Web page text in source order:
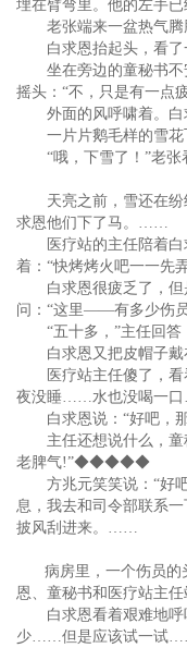
埋在臂弯里。他的左手已
老张端来一盆热气腾
白求恩抬起头，看了
坐在旁边的童秘书不
摇头：“不，只是有一点
外面的风呼啸着。白
一片片鹅毛样的雪花
“哦，下雪了！”老张
天亮之前，雪还在纷
求恩他们下了马。……
医疗站的主任陪着白
着：“快烤烤火吧一一先
白求恩很疲乏了，但
问：“这里——有多少伤
“五十多，”主任回答
白求恩又把皮帽子戴
医疗站主任傻了，看
夜没睡……水也没喝一
白求恩说：“好吧，那
主任还想说什么，童
老脾气!”◆◆◆◆◆
方兆元笑笑说：“好吧
息，我去和司令部联系
披风刮进来。……
病房里，一个伤员的
恩、童秘书和医疗站主任
白求恩看着艰难地呼
少……但是应该试一试